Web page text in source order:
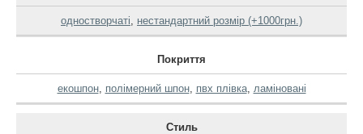
одностворчаті, нестандартний розмір (+1000грн.)
Покриття
екошпон, полімерний шпон, пвх плівка, ламіновані
Стиль